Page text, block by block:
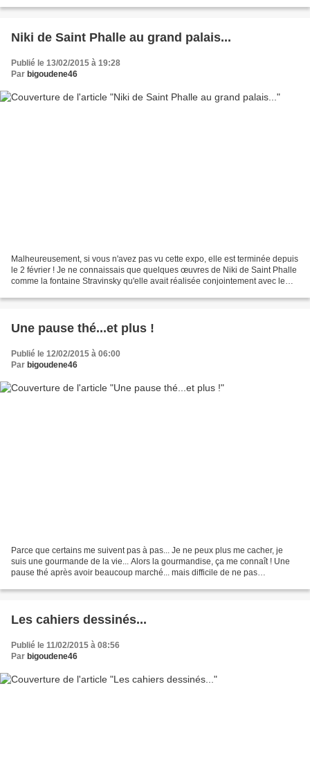
Niki de Saint Phalle au grand palais...
Publié le 13/02/2015 à 19:28
Par bigoudene46
Malheureusement, si vous n'avez pas vu cette expo, elle est terminée depuis
le 2 février ! Je ne connaissais que quelques œuvres de Niki de Saint Phalle
comme la fontaine Stravinsky qu'elle avait réalisée conjointement avec le
Une pause thé...et plus !
Publié le 12/02/2015 à 06:00
Par bigoudene46
Parce que certains me suivent pas à pas... Je ne peux plus me cacher, je
suis une gourmande de la vie... Alors la gourmandise, ça me connaît ! Une
pause thé après avoir beaucoup marché... mais difficile de ne pas
Les cahiers dessinés...
Publié le 11/02/2015 à 08:56
Par bigoudene46